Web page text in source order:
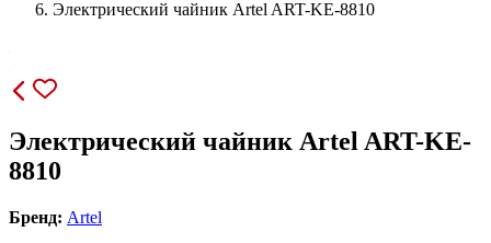
Электрический чайник Artel ART-KE-8810
Электрический чайник Artel ART-KE-
8810
Бренд: Artel